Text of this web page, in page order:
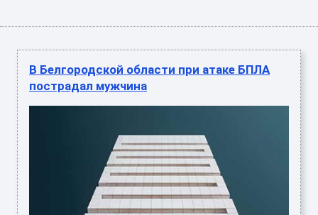
В Белгородской области при атаке БПЛА
пострадал мужчина